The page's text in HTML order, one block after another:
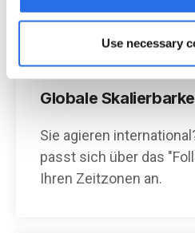
Use necessary
Globale
Sie agieren
passt sich über das
Ihren Zeitzonen an.